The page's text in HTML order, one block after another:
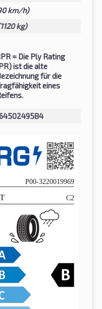
km/h)
kg)
= Die Ply Rating
ist die alte
für die
eines